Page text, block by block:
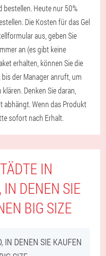
bestellen. Heute nur 50%
Die Kosten für das Gel
aus, geben Sie
an (es gibt keine
erhalten, können Sie die
bis der Manager anruft, um
Denken Sie daran,
abhängt. Wenn das Produkt
sofort nach Erhalt.
IN
IN DENEN SIE
BIG SIZE
IN DENEN SIE KAUFEN